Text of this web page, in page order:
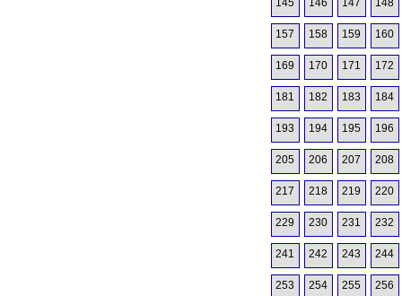
145 146 147 148
157 158 159 160
169 170 171 172
181 182 183 184
193 194 195 196
205 206 207 208
217 218 219 220
229 230 231 232
241 242 243 244
253 254 255 256